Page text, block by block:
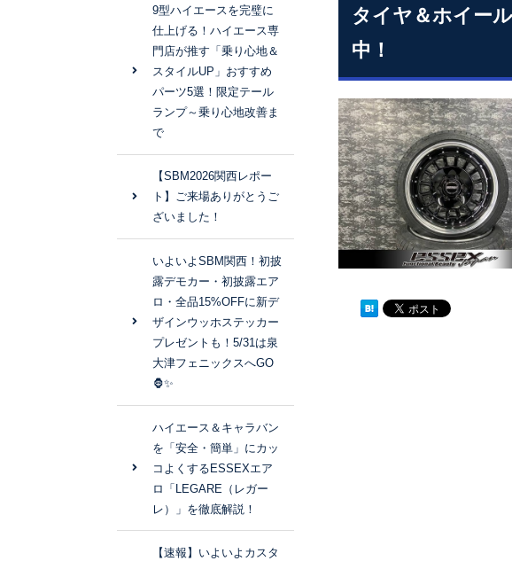
タイヤ＆ホイー
中！
9型ハイエースを完璧に
仕上げる！ハイエース専
門店が推す「乗り心地＆
スタイルUP」おすすめ
パーツ5選！限定テール
ランプ～乗り心地改善ま
で
【SBM2026関西レポー
ト】ご来場ありがとうご
ざいました！
いよいよSBM関西！初披
露デモカー・初披露エア
ロ・全品15%OFFに新デ
ザインウッホステッカー
プレゼントも！5/31は泉
大津フェニックスへGO
🦍✨
ハイエース＆キャラバン
を「安全・簡単」にカッ
コよくするESSEXエア
ロ「LEGARE（レガー
レ）」を徹底解説！
【速報】いよいよカスタ